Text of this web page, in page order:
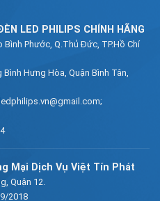
LED PHILIPS CHÍNH HÃNG
Phước, Q.Thủ Đức, TP.Hồ Chí
Hưng Hòa, Quận Bình Tân,
Mại Dịch Vụ Việt Tín Phát
Quận 12.
2018